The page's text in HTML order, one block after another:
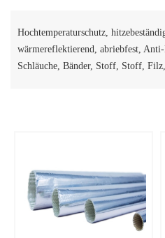
Hochtemperaturschutz,
wärmereflektierend, abriebfest, Anti-
Schläuche, Bänder, Stoff, Stoff,